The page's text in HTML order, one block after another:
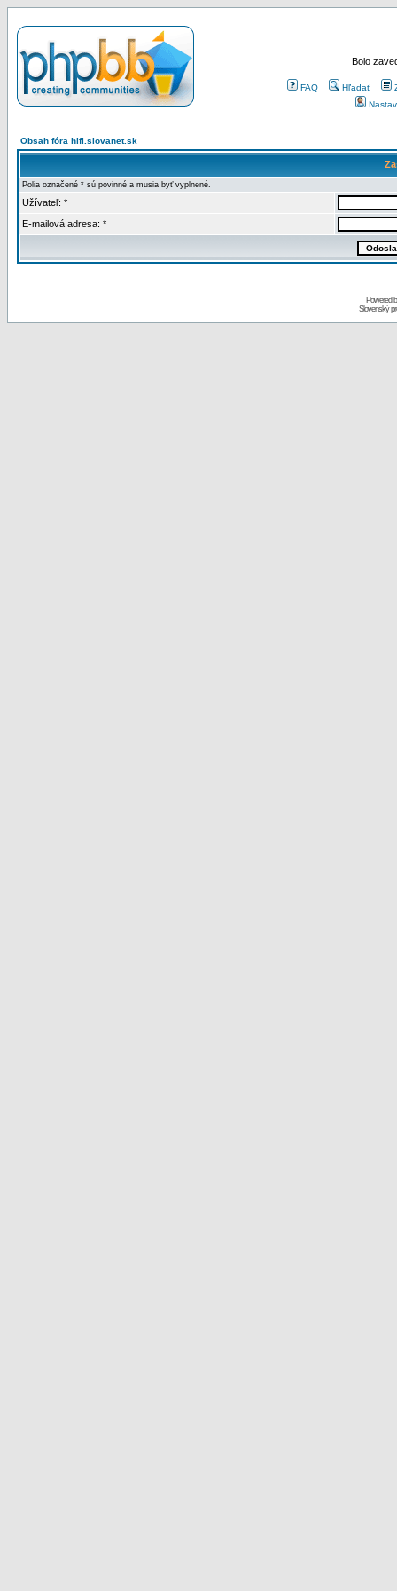
Bolo
FAQ Hľadať
Obsah fóra hifi.slovanet.sk
Polia označené * sú povinné a musia byť vyplnené.
Užívateľ: *
E-mailová adresa: *
Powered
Slovenský